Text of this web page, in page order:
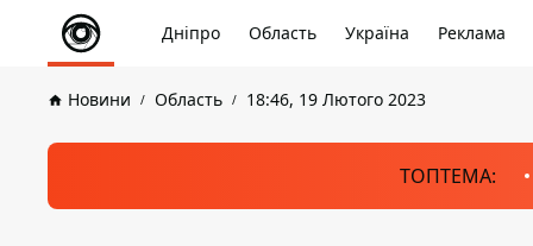
Дніпро Область Україна Реклама
Новини Область 18:46, 19 Лютого 2023
ТОПТЕМА: